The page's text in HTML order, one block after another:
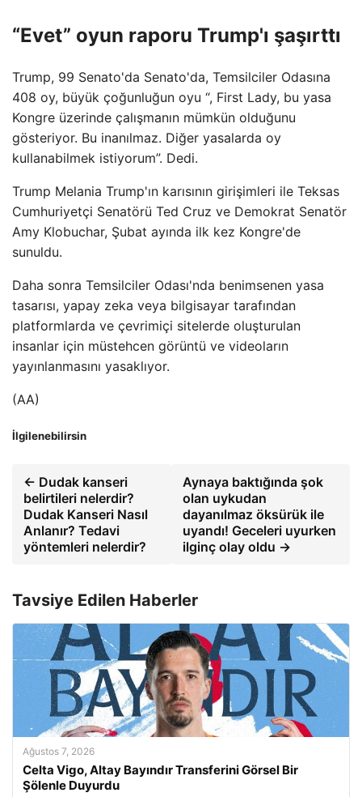
“Evet” oyun raporu Trump'ı şaşırttı
Trump, 99 Senato'da Senato'da, Temsilciler Odasına
408 oy, büyük çoğunluğun oyu “, First Lady, bu yasa
Kongre üzerinde çalışmanın mümkün olduğunu
gösteriyor. Bu inanılmaz. Diğer yasalarda oy
kullanabilmek istiyorum”. Dedi.
Trump Melania Trump'ın karısının girişimleri ile Teksas
Cumhuriyetçi Senatörü Ted Cruz ve Demokrat Senatör
Amy Klobuchar, Şubat ayında ilk kez Kongre'de
sunuldu.
Daha sonra Temsilciler Odası'nda benimsenen yasa
tasarısı, yapay zeka veya bilgisayar tarafından
platformlarda ve çevrimiçi sitelerde oluşturulan
insanlar için müstehcen görüntü ve videoların
yayınlanmasını yasaklıyor.
(AA)
İlgilenebilirsin
← Dudak kanseri
belirtileri nelerdir?
Dudak Kanseri Nasıl
Anlanır? Tedavi
yöntemleri nelerdir?
Aynaya baktığında şok
olan uykudan
dayanılmaz öksürük ile
uyandı! Geceleri uyurken
ilginç olay oldu →
Tavsiye Edilen Haberler
Ağustos 7, 2026
Celta Vigo, Altay Bayındır Transferini Görsel Bir
Şölenle Duyurdu